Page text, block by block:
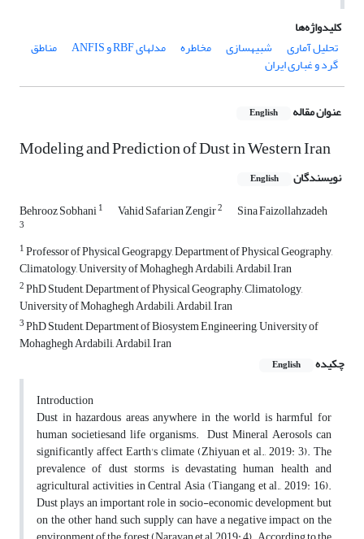
کلیدواژه‌ها
تحلیل آماری
شبیه‏سازی مخاطره مدل‏های RBF و ANFIS مناطق
گرد و غباری ایران
عنوان مقاله English
Modeling and Prediction of Dust in Western Iran
نویسندگان English
Behrooz Sobhani1 Vahid Safarian Zengir2 Sina Faizollahzadeh
3
1Professor of Physical Geograpgy, Department of Physical Geography,
Climatology, University of Mohaghegh Ardabili, Ardabil, Iran
2PhD Student, Department of Physical Geography, Climatology,
University of Mohaghegh Ardabili, Ardabil, Iran
3PhD Student, Department of Biosystem Engineering, University of
Mohaghegh Ardabili, Ardabil, Iran
چکیده
English
Introduction
Dust in hazardous areas anywhere in the world is harmful for
human societiesand life organisms. Dust Mineral Aerosols can
significantly affect Earth's climate (Zhiyuan et al., 2019: 3). The
prevalence of dust storms is devastating human health and
agricultural activities in Central Asia (Tiangang et al., 2019: 16).
Dust plays an important role in socio-economic development, but
on the other hand, such supply can have a negative impact on the